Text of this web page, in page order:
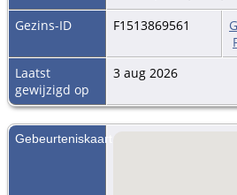
Gezins-ID
F1513869561
Laatst
gewijzigd op
3 aug 2026
Gebeurteniskaart